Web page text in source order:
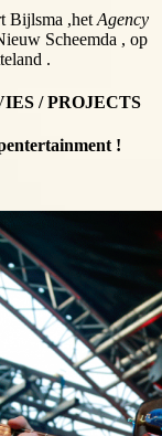
Bijlsma ,het Agency
Scheemda , op
.
/ PROJECTS
!